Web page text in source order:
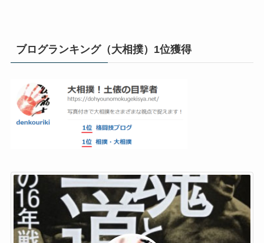
ブログランキング（大相撲）1位獲得